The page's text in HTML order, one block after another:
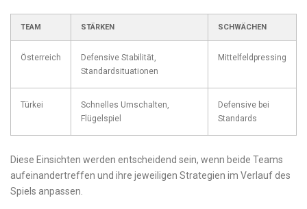
TEAM STÄRKEN SCHWÄCHEN
Österreich
Defensive Stabilität,
Standardsituationen
Mittelfeldpressing
Türkei
Schnelles Umschalten,
Flügelspiel
Defensive bei
Standards
Diese Einsichten werden entscheidend sein, wenn beide Teams
aufeinandertreffen und ihre jeweiligen Strategien im Verlauf des
Spiels anpassen.